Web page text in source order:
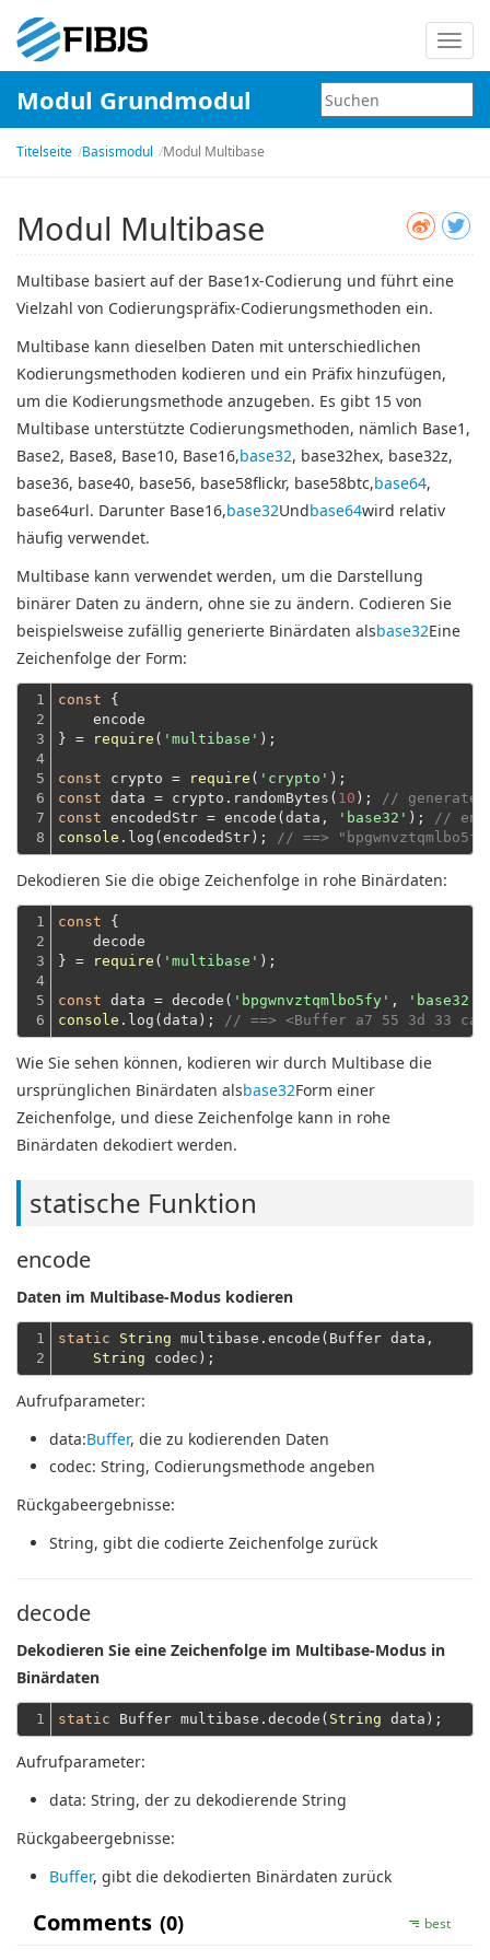
Modul Grundmodul
Titelseite Basismodul Modul Multibase
Modul Multibase
Multibase basiert auf der Base1x-Codierung und führt eine
Vielzahl von Codierungspräfix-Codierungsmethoden ein.
Multibase kann dieselben Daten mit unterschiedlichen
Kodierungsmethoden kodieren und ein Präfix hinzufügen,
um die Kodierungsmethode anzugeben. Es gibt 15 von
Multibase unterstützte Codierungsmethoden, nämlich Base1,
Base2, Base8, Base10, Base16,base32, base32hex, base32z,
base36, base40, base56, base58flickr, base58btc,base64,
base64url. Darunter Base16,base32Undbase64wird relativ
häufig verwendet.
Multibase kann verwendet werden, um die Darstellung
binärer Daten zu ändern, ohne sie zu ändern. Codieren Sie
beispielsweise zufällig generierte Binärdaten alsbase32Eine
Zeichenfolge der Form:
1
2
3
4
5
6
7
8
const {
    encode
} =
require ( 'multibase' );
const crypto = require ( 'crypto'
const data = crypto.randomBytes( 10 );
// generate
const encodedStr = encode(data, 'base32' );
//
console .log(encodedStr); // ==>
Dekodieren Sie die obige Zeichenfolge in rohe Binärdaten:
1
2
3
4
5
6
const {
    decode
} =
require ( 'multibase' );
const data = decode( 'bpgwnvztqmlbo5fy' , 'base32'
console .log(data); // ==> <Buffer a7 55 3d 33 ca
Wie Sie sehen können, kodieren wir durch Multibase die
ursprünglichen Binärdaten alsbase32Form einer
Zeichenfolge, und diese Zeichenfolge kann in rohe
Binärdaten dekodiert werden.
statische Funktion
encode
Daten im Multibase-Modus kodieren
1
2
static String multibase.encode(Buffer data,
String
Aufrufparameter:
data:Buffer, die zu kodierenden Daten
codec: String, Codierungsmethode angeben
Rückgabeergebnisse:
String, gibt die codierte Zeichenfolge zurück
decode
Dekodieren Sie eine Zeichenfolge im Multibase-Modus in
Binärdaten
1 static Buffer multibase.decode( String
Aufrufparameter:
data: String, der zu dekodierende String
Rückgabeergebnisse:
Buffer, gibt die dekodierten Binärdaten zurück